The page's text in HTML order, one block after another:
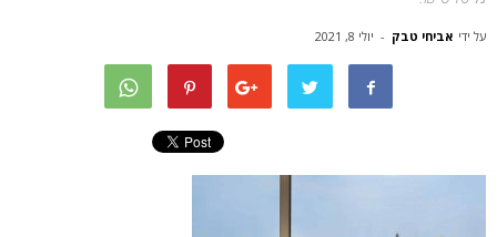
על ידי אביחי טבק - יולי 8, 2021